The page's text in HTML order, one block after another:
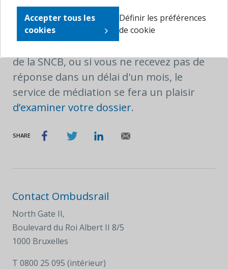
auprès de la SNCBvia son formulaire de
contact.
de la SNCB, ou si vous ne recevez pas de
réponse dans un délai d'un mois, le
service de médiation se fera un plaisir
d’examiner votre dossier.
SHARE
Contact Ombudsrail
North Gate II,
Boulevard du Roi Albert II 8/5
1000 Bruxelles
T 0800 25 095 (intérieur)
Accepter tous les
cookies
Définir les préférences
de cookie